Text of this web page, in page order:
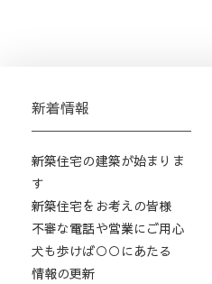
新着情報
新築住宅の建築が始まりま
す
新築住宅をお考えの皆様
不審な電話や営業にご用心
犬も歩けば○○にあたる
情報の更新